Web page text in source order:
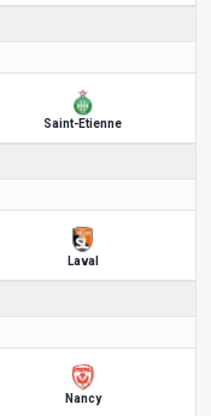
Saint-Etienne
Laval
Nancy